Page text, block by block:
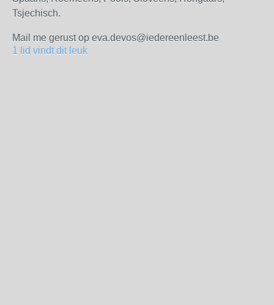
Tsjechisch.
Mail me gerust op eva.devos@iedereenleest.be
1 lid vindt dit leuk